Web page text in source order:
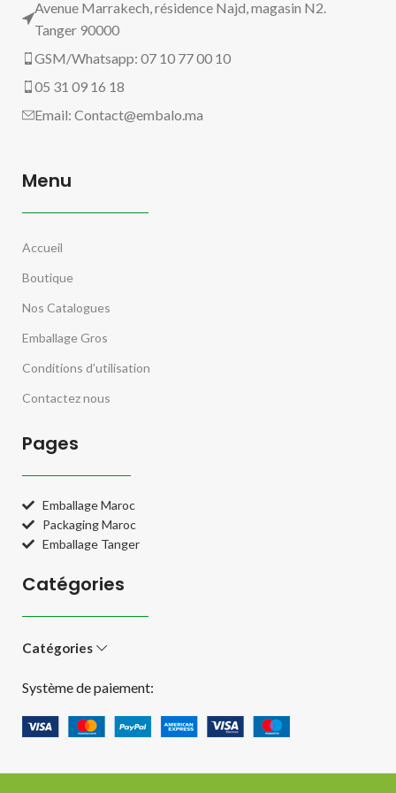
Avenue Marrakech, résidence Najd, magasin N2.
Tanger 90000
GSM/Whatsapp: 07 10 77 00 10
05 31 09 16 18
Email:Contact@embalo.ma
Menu
Accueil
Boutique
Nos Catalogues
Emballage Gros
Conditions d’utilisation
Contactez nous
Pages
Emballage Maroc
Packaging Maroc
Emballage Tanger
Catégories
Catégories
Système de paiement: